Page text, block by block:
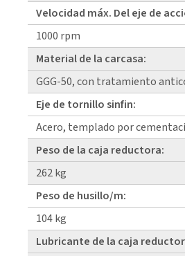
Velocidad máx. Del eje de
1000 rpm
Material de la carcasa:
GGG-50, con tratamiento
Eje de tornillo sinfin:
Acero, templado por
Peso de la caja reductora:
262 kg
Peso de husillo/m:
104 kg
Lubricante de la caja